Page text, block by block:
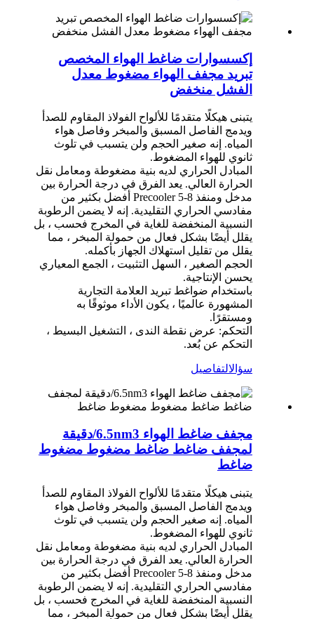
إكسسوارات ضاغط الهواء المخصص
تبريد مجفف الهواء مضغوط معدل
الفشل منخفض
يتبنى هيكلًا متقدمًا للألواح الفولاذ المقاوم للصدأ
ويدمج الفاصل المسبق والمبخر وفاصل هواء
المياه. إنه صغير الحجم ولن يتسبب في تلوث
ثانوي للهواء المضغوط.
المبادل الحراري لديه بنية مضغوطة ومعامل نقل
الحرارة العالي. يعد الفرق في درجة الحرارة بين
مدخل ومنفذ Precooler 5-8 أفضل بكثير من
مفادسي الحراري التقليدية. إنه لا يضمن الرطوبة
النسبية المنخفضة للغاية في المخرج فحسب ، بل
يقلل أيضًا بشكل فعال من حمولة المبخر ، مما
يقلل من تقليل استهلاك الجهاز بأكمله.
الحجم الصغير ، السهل التثبيت ، الجمع المعياري
يحسن الإنتاجية.
باستخدام ضواغط تبريد العلامة التجارية
المشهورة عالميًا ، يكون الأداء موثوقًا به
ومستقرًا.
التحكم: عرض نقطة الندى ، التشغيل البسيط ،
التحكم عن بُعد.
سؤالالتفاصيل
مجفف ضاغط الهواء 6.5nm3/دقيقة
لمجفف ضاغط ضاغط مضغوط مضغوط
ضاغط
يتبنى هيكلًا متقدمًا للألواح الفولاذ المقاوم للصدأ
ويدمج الفاصل المسبق والمبخر وفاصل هواء
المياه. إنه صغير الحجم ولن يتسبب في تلوث
ثانوي للهواء المضغوط.
المبادل الحراري لديه بنية مضغوطة ومعامل نقل
الحرارة العالي. يعد الفرق في درجة الحرارة بين
مدخل ومنفذ Precooler 5-8 أفضل بكثير من
مفادسي الحراري التقليدية. إنه لا يضمن الرطوبة
النسبية المنخفضة للغاية في المخرج فحسب ، بل
يقلل أيضًا بشكل فعال من حمولة المبخر ، مما